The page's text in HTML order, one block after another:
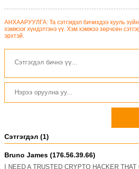
АНХААРУУЛГА: Та сэтгэгдэл бичихдээ хууль
хэмжээг хүндэтгэнэ үү. Хэм хэмжээ зөрчсөн
эрхтэй.
Сэтгэгдэл (1)
Bruno James (176.56.39.66)
I NEED A TRUSTED CRYPTO HACKER